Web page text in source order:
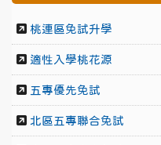
桃連區免試升學
適性入學桃花源
五專優先免試
北區五專聯合免試